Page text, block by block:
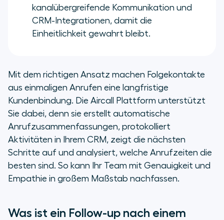
kanalübergreifende Kommunikation und
CRM-Integrationen, damit die
Einheitlichkeit gewahrt bleibt.
Mit dem richtigen Ansatz machen Folgekontakte
aus einmaligen Anrufen eine langfristige
Kundenbindung. Die Aircall Plattform unterstützt
Sie dabei, denn sie erstellt automatische
Anrufzusammenfassungen, protokolliert
Aktivitäten in Ihrem CRM, zeigt die nächsten
Schritte auf und analysiert, welche Anrufzeiten die
besten sind. So kann Ihr Team mit Genauigkeit und
Empathie in großem Maßstab nachfassen.
Was ist ein Follow-up nach einem